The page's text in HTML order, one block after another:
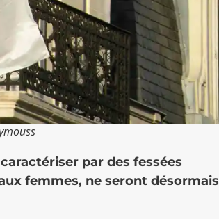
par des fessées
femmes, ne seront désormais